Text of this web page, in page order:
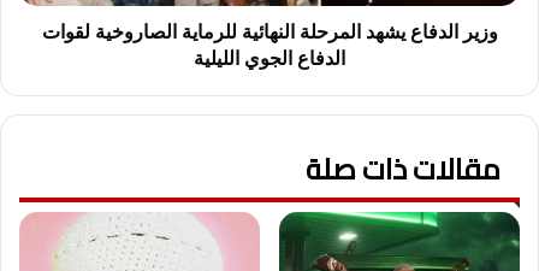
ا
ه
ا
ن
ه
م
ر
ح
وزير الدفاع يشهد المرحلة النهائية للرماية الصاروخية لقوات
الدفاع الجوي الليلية
مقالات ذات صلة